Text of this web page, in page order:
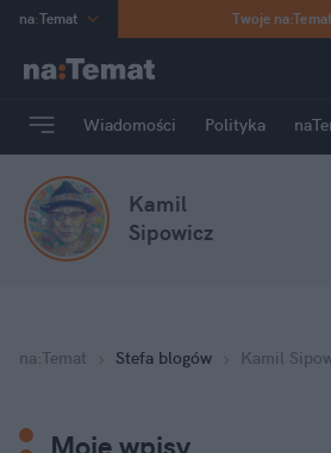
na:Temat
Poland
mama
HERO
Rozrywka
Twoje na:Temat
Wiadomości Polityka
Kamil
Sipowicz
na:Temat Stefa blogów Kamil